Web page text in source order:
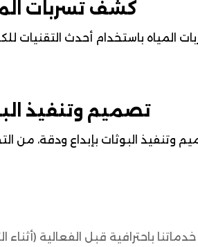
كشف تسربات
المياه باستخدام أحدث التقنيات
تصميم وتنفيذ
البوثات بإبداع ودقة، من
باحترافية قبل الفعالية (أثناء